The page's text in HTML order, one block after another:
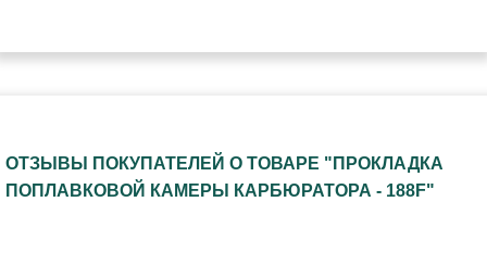
ОТЗЫВЫ ПОКУПАТЕЛЕЙ О ТОВАРЕ "ПРОКЛАДКА
ПОПЛАВКОВОЙ КАМЕРЫ КАРБЮРАТОРА - 188F"